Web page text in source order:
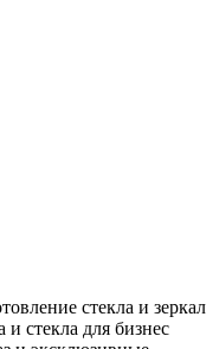
стекла и зеркал
стекла для бизнес